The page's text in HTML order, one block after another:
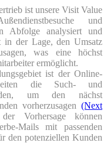
ist unsere Visit Value
und
Abfolge analysiert und
in der Lage, den Umsatz
was eine höchst
ermöglicht.
ist der Online-
die Such- und
um den nächst
vorherzusagen (Next
Vorhersage können
Mails mit passenden
den potenziellen Kunden